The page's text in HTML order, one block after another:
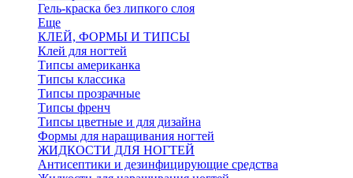
Гель-краска без липкого слоя
Еще
КЛЕЙ, ФОРМЫ И ТИПСЫ
Клей для ногтей
Типсы американка
Типсы классика
Типсы прозрачные
Типсы френч
Типсы цветные и для дизайна
Формы для наращивания ногтей
ЖИДКОСТИ ДЛЯ НОГТЕЙ
Антисептики и дезинфицирующие средства